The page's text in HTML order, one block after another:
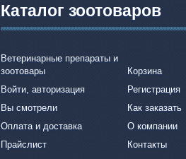
Каталог зоотоваров
Ветеринарные препараты и
зоотовары
Корзина
Войти, авторизация
Регистрация
Вы смотрели
Как заказать
Оплата и доставка
О компании
Прайслист
Контакты